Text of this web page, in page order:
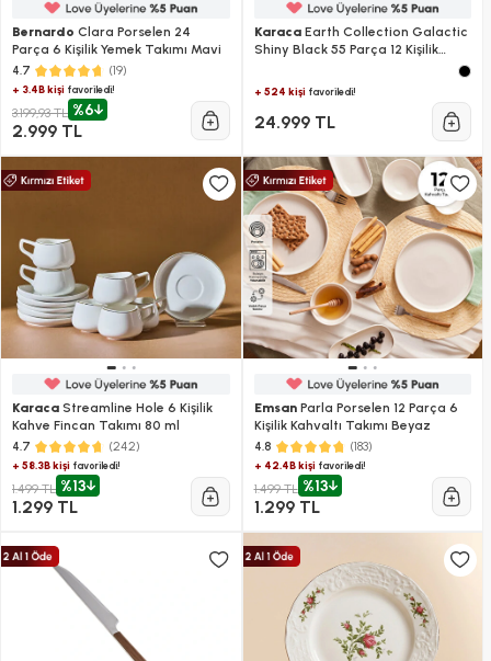
Bernardo Clara Porselen 24
Parça 6 Kişilik Yemek Takımı Mavi
4.7 (19)
+ 3.4B kişi favoriledi!
3.199,93 TL %6
2.999 TL
KaracaEarth Collection Galactic
Shiny Black 55 Parça 12 Kişilik
+ 524 kişifavoriledi!
24.999 TL
Karaca Streamline Hole 6 Kişilik
Kahve Fincan Takımı 80 ml
4.7 (242)
+ 58.3B kişi favoriledi!
1.499 TL %13
1.299 TL
EmsanParla Porselen 12 Parça 6
Kişilik Kahvaltı Takımı Beyaz
4.8 (183)
+ 42.4B kişifavoriledi!
1.499 TL %13
1.299 TL